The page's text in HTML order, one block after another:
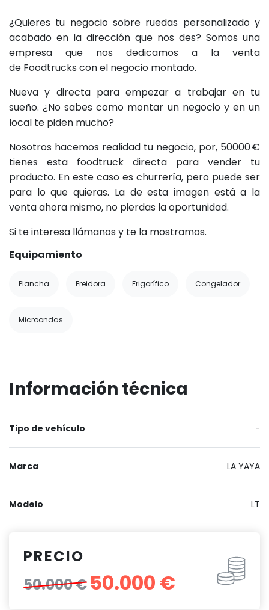
¿Quieres tu negocio sobre ruedas personalizado y
acabado en la dirección que nos des? Somos una
empresa que nos dedicamos a la venta
de Foodtrucks con el negocio montado.
Nueva y directa para empezar a trabajar en tu
sueño. ¿No sabes como montar un negocio y en un
local te piden mucho?
Nosotros hacemos realidad tu negocio, por, 50000 €
tienes esta foodtruck directa para vender tu
producto. En este caso es churrería, pero puede ser
para lo que quieras. La de esta imagen está a la
venta ahora mismo, no pierdas la oportunidad.
Si te interesa llámanos y te la mostramos.
Equipamiento
Plancha Freidora Frigorífico Congelador
Microondas
Información técnica
Tipo de vehículo -
Marca LA YAYA
Modelo LT
PRECIO
50.000 € 50.000 €